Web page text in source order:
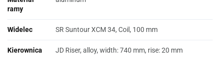
ramy
Widelec SR Suntour XCM 34, Coil, 100 mm
Kierownica JD Riser, alloy, width: 740 mm, rise: 20 mm